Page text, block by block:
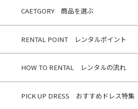
CAETGORY 商品を選ぶ
RENTAL POINT レンタルポイント
HOW TO RENTAL レンタルの流れ
PICK UP DRESS おすすめドレス特集